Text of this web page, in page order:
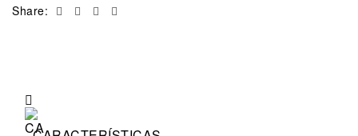
Share: Facebook
TwitterLinkedin